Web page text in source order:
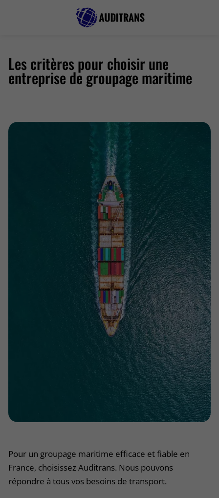
Les critères pour choisir une
entreprise de groupage maritime
Pour un groupage maritime efficace et fiable en
France, choisissez Auditrans. Nous pouvons
répondre à tous vos besoins de transport.